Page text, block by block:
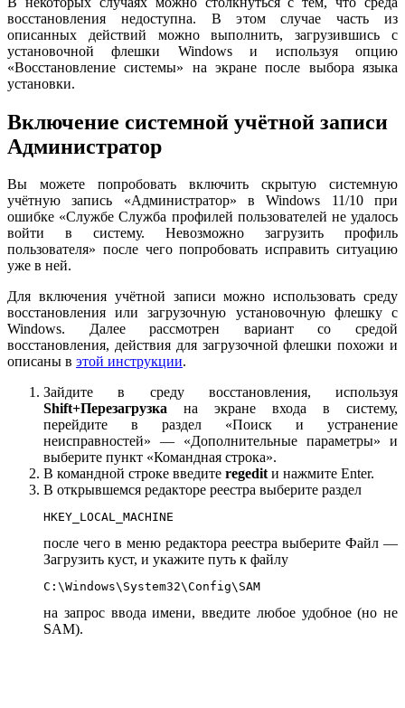
восстановления недоступна. В этом случае часть из
описанных действий можно выполнить, загрузившись с
установочной флешки Windows и используя опцию
«Восстановление системы» на экране после выбора языка
установки.
Включение системной учётной записи
Администратор
Вы можете попробовать включить скрытую системную
учётную запись «Администратор» в Windows 11/10 при
ошибке «Службе Служба профилей пользователей не удалось
войти в систему. Невозможно загрузить профиль
пользователя» после чего попробовать исправить ситуацию
уже в ней.
Для включения учётной записи можно использовать среду
восстановления или загрузочную установочную флешку с
Windows. Далее рассмотрен вариант со средой
восстановления, действия для загрузочной флешки похожи и
описаны в этой инструкции.
Зайдите в среду восстановления, используя
Shift+Перезагрузка на экране входа в систему,
перейдите в раздел «Поиск и устранение
неисправностей» — «Дополнительные параметры» и
выберите пункт «Командная строка».
В командной строке введите regeditи нажмите Enter.
В открывшемся редакторе реестра выберите раздел
HKEY_LOCAL_MACHINE
после чего в меню редактора реестра выберите Файл —
Загрузить куст, и укажите путь к файлу
C:\Windows\System32\Config\SAM
на запрос ввода имени, введите любое удобное (но не
SAM).